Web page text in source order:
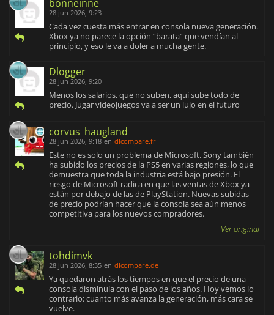
bonneinne
28 jun 2026, 9:23
Cada vez cuesta más entrar en consola nueva generación.
Xbox ya no parece la opción “barata” que vendían al
principio, y eso le va a doler a mucha gente.
Dlogger
28 jun 2026, 9:20
Menos los salarios, que no suben, aquí sube todo de
precio. Jugar videojuegos va a ser un lujo en el futuro
corvus_haugland
28 jun 2026, 9:18 en dlcompare.fr
Este no es solo un problema de Microsoft. Sony también
ha subido los precios de la PS5 en varias regiones, lo que
demuestra que toda la industria está bajo presión. El
riesgo de Microsoft radica en que las ventas de Xbox ya
están por debajo de las de PlayStation. Nuevas subidas
de precio podrían hacer que la consola sea aún menos
competitiva para los nuevos compradores.
Ver original
tohdimvk
28 jun 2026, 8:35 en dlcompare.de
Ya quedaron atrás los tiempos en que el precio de una
consola disminuía con el paso de los años. Hoy vemos lo
contrario: cuanto más avanza la generación, más cara se
vuelve.